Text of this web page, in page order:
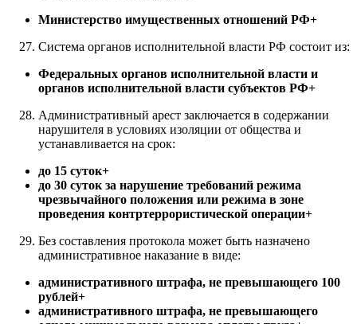
Министерство имущественных отношений РФ+
Система органов исполнительной власти РФ состоит из:
Федеральных органов исполнительной власти и
органов исполнительной власти субъектов РФ+
Административный арест заключается в содержании
нарушителя в условиях изоляции от общества и
устанавливается на срок:
до 15 суток+
до 30 суток за нарушение требований режима
чрезвычайного положения или режима в зоне
проведения контртеррористической операции+
Без составления протокола может быть назначено
административное наказание в виде:
административного штрафа, не превышающего 100
рублей+
административного штрафа, не превышающего